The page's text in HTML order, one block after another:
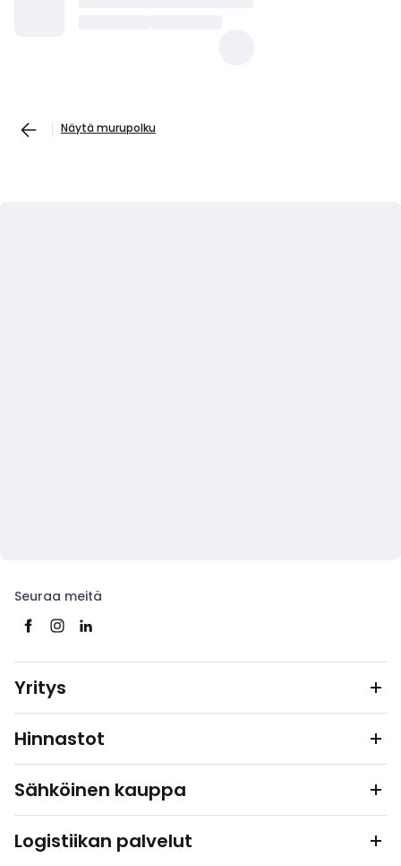
Näytä murupolku
Seuraa meitä
Yritys
Hinnastot
Sähköinen kauppa
Logistiikan palvelut